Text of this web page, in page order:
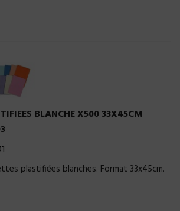
BLANCHE X500 33X45CM
plastifiées blanches. Format 33x45cm.